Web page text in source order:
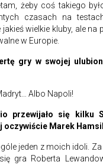
żeby coś takiego
czasach na
jakieś wielkie kluby, ale
w Europie.
gry w swojej
Albo Napoli!
przewijało się kilku
oczywiście Marek
jeden z moich idoli.
gra Roberta